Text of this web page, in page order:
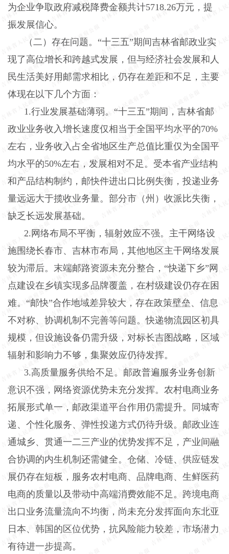
为企业争取政府减税降费金额共计5718.26万元，提
振发展信心。
（二）存在问题。 “十三五”期间吉林省邮政业实
现了高位增长和跨越式发展，但与经济社会发展和人
民生活美好用邮需求相比，仍存在差距和不足，主要
体现在以下几个方面：
1 .行业发展基础薄弱。 “十三五”期间，吉林省邮
政业业务收入增长速度仅相当于全国平均水平的70%
左右，业务收入占全省地区生产总值比重仅为全国平
均水平的50%左右，发展相对不足。受本省产业结构
和产品结构制约，邮快件进出口比例失衡，投递业务
量远远大于揽收业务量。部分市（州）收派比失衡，
缺乏长远发展基础。
2. 网络布局不平衡，辐射效应不强。主干网络设
施围绕长春市、吉林市布局，其他地区主干网络发展
较为滞后。末端邮路资源未充分整合， “快递下乡”网
点建设在乡镇实现多品牌覆盖，在村级建设仍存在困
难。“邮快”合作地域差异较大，存在政策壁垒、信息
不对称、协调机制不完善等问题。快递物流园区初具
规模，但设施设备仍需升级，对标长吉图战略，区域
辐射和影响力不够，集聚效应仍待发挥。
3.高质量服务供给不足。邮政普遍服务业务创新
意识不强，网络资源优势未充分发挥。农村电商业务
拓展形式单一，邮政渠道平台作用仍需提升。同城寄
递、个性化服务、弹性投递方式仍待升级。邮政业连
通城乡、贯通一二三产业的优势发挥不足，产业间融
合协调的内生机制还需健全。仓储、冷链、供应链发
展仍存在短板，服务农村电商、品牌电商、生鲜医药
电商的质量以及带动中高端消费效能不足。跨境电商
出口业务流量流向不均衡，尚未充分发挥面向东北亚
日本、韩国的区位优势，抗风险能力较差，市场潜力
有待进一步提高。